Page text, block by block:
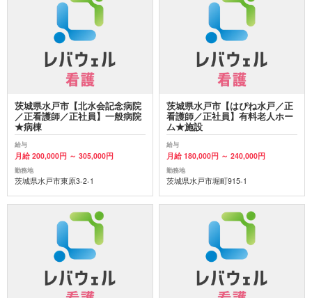
茨城県水戸市【北水会記念病院
／正看護師／正社員】一般病院
★病棟
給与
月給 200,000円 ～ 305,000円
勤務地
茨城県水戸市東原3-2-1
茨城県水戸市【はぴね水戸／正
看護師／正社員】有料老人ホー
ム★施設
給与
月給 180,000円 ～ 240,000円
勤務地
茨城県水戸市堀町915-1